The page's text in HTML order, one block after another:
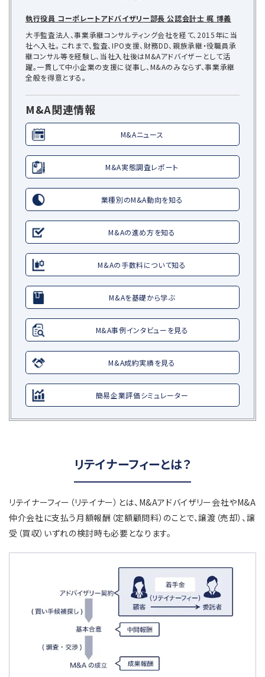
執行役員 コーポレートアドバイザリー部長 公認会計士 梶 博義
大手監査法人、事業承継コンサルティング会社を経て、2015年に当
社へ入社。 これまで、監査、IPO支援、財務DD、親族承継・役職員承
継コンサル等を経験し、当社入社後はM&Aアドバイザーとして活
躍。一貫して中小企業の支援に従事し、M&Aのみならず、事業承継
全般を得意とする。
M&A関連情報
M&Aニュース
M&A実態調査レポート
業種別のM&A動向を知る
M&Aの進め方を知る
M&Aの手数料について知る
M&Aを基礎から学ぶ
M&A事例インタビューを見る
M&A成約実績を見る
簡易企業評価シミュレーター
リテイナーフィーとは？
リテイナーフィー（リテイナー）とは、M&Aアドバイザリー会社やM&A
仲介会社に支払う月額報酬（定額顧問料）のことで、譲渡（売却）、譲
受（買収）いずれの検討時も必要となります。